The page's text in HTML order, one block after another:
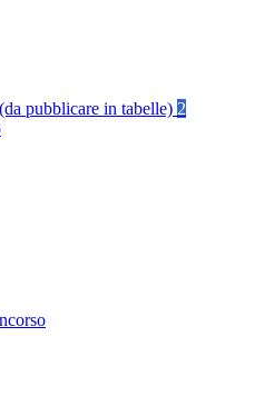
pubblicare in tabelle) 2